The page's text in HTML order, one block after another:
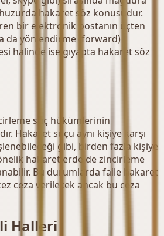
hakaret söz konusudur.
bir elektronik postanın üçten
da yönlendirme (forward)
halinde ise gıyapta hakaret söz
suç hükümlerinin
Hakaret suçu aynı kişiye karşı
gibi, birden fazla kişiye
hakaretlerde de zincirleme
Bu durumlarda faile hakaret
ceza verilecek ancak bu ceza
Halleri